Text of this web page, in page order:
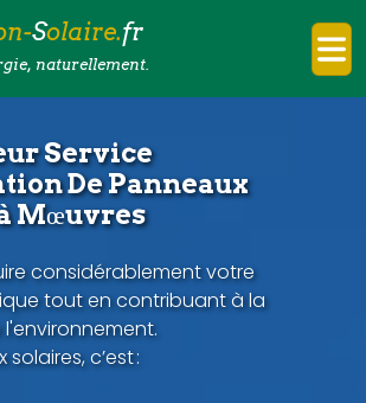
Solaire.fr
naturellement.
Service
De Panneaux
Mœuvres
considérablement votre
tout en contribuant à la
c’est :